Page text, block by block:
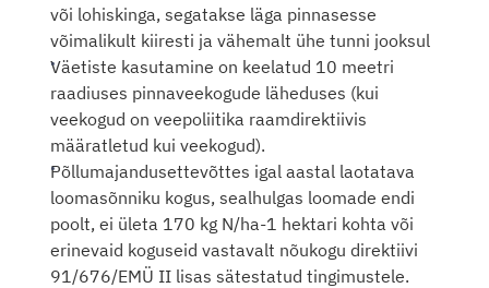
või lohiskinga, segatakse läga pinnasesse
võimalikult kiiresti ja vähemalt ühe tunni jooksul
Väetiste kasutamine on keelatud 10 meetri
raadiuses pinnaveekogude läheduses (kui
veekogud on veepoliitika raamdirektiivis
määratletud kui veekogud).
Põllumajandusettevõttes igal aastal laotatava
loomasõnniku kogus, sealhulgas loomade endi
poolt, ei ületa 170 kg N/ha-1 hektari kohta või
erinevaid koguseid vastavalt nõukogu direktiivi
91/676/EMÜ II lisas sätestatud tingimustele.